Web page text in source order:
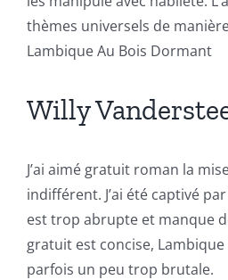
thèmes universels de
Lambique Au Bois Dormant
Willy
J’ai aimé gratuit roman la
indifférent. J’ai été captivé
est trop abrupte et manque
gratuit est concise,
parfois un peu trop brutale.
Unlimluck
in
Online
Games
and
Slots